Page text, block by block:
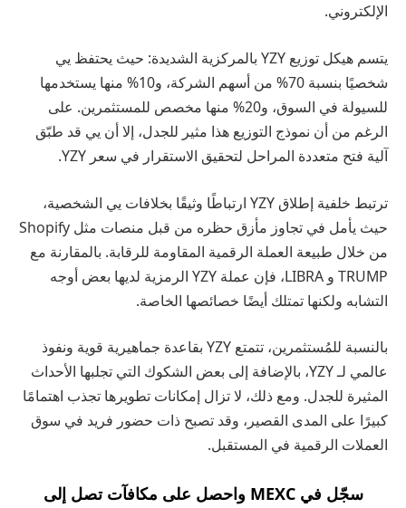
الإلكتروني.
يتسم هيكل توزيع YZY بالمركزية الشديدة: حيث يحتفظ يي
شخصيًا بنسبة 70% من أسهم الشركة، و10% منها يستخدمها
للسيولة في السوق، و20% منها مخصص للمستثمرين. على
الرغم من أن نموذج التوزيع هذا مثير للجدل، إلا أن يي قد طبّق
آلية فتح متعددة المراحل لتحقيق الاستقرار في سعر YZY.
ترتبط خلفية إطلاق YZY ارتباطًا وثيقًا بخلافات يي الشخصية،
حيث يأمل في تجاوز مأزق حظره من قبل منصات مثل Shopify
من خلال طبيعة العملة الرقمية المقاومة للرقابة. بالمقارنة مع
TRUMP و LIBRA، فإن عملة YZY الرمزية لديها بعض أوجه
التشابه ولكنها تمتلك أيضًا خصائصها الخاصة.
بالنسبة للمُستثمرين، تتمتع YZY بقاعدة جماهيرية قوية ونفوذ
عالمي لـ YZY، بالإضافة إلى بعض الشكوك التي تجلبها الأحداث
المثيرة للجدل. ومع ذلك، لا تزال إمكانات تطويرها تجذب اهتمامًا
كبيرًا على المدى القصير، وقد تصبح ذات حضور فريد في سوق
العملات الرقمية في المستقبل.
سجّل في MEXC واحصل على مكافآت تصل إلى